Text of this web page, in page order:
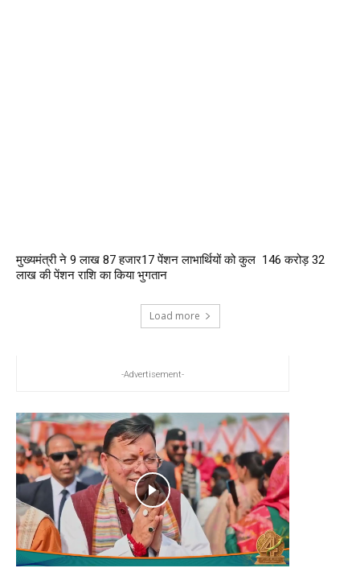
मुख्यमंत्री ने 9 लाख 87 हजार17 पेंशन लाभार्थियों को कुल ₹ 146 करोड़ 32
लाख की पेंशन राशि का किया भुगतान
Load more
-Advertisement-